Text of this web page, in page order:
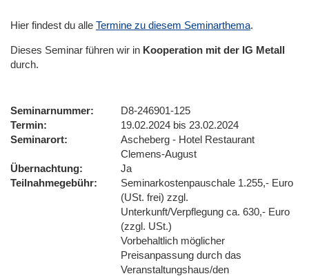
Hier findest du alle Termine zu diesem Seminarthema.
Dieses Seminar führen wir in Kooperation mit der IG Metall
durch.
Seminarnummer
D8-246901-125
Termin
19.02.2024 bis 23.02.2024
Seminarort
Ascheberg - Hotel Restaurant
Clemens-August
Übernachtung
Ja
Teilnahmegebühr
Seminarkostenpauschale 1.255,- Euro
(USt. frei) zzgl.
Unterkunft/Verpflegung ca. 630,- Euro
(zzgl. USt.)
Vorbehaltlich möglicher
Preisanpassung durch das
Veranstaltungshaus/den